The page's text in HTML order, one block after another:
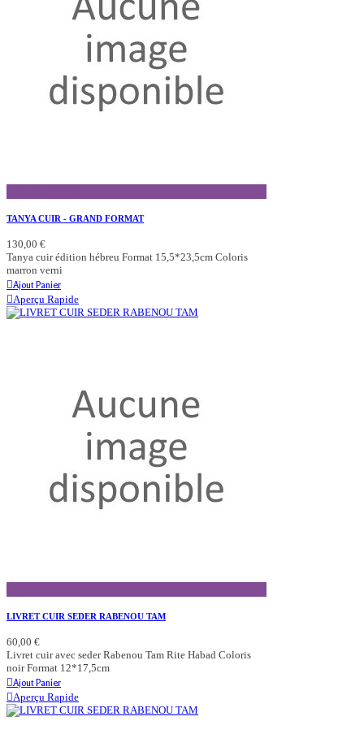
TANYA CUIR - GRAND FORMAT
130,00 €
Tanya cuir édition hébreu Format 15,5*23,5cm Coloris
marron verni
Ajout Panier
Aperçu Rapide
LIVRET CUIR SEDER RABENOU TAM
60,00 €
Livret cuir avec seder Rabenou Tam Rite Habad Coloris
noir Format 12*17,5cm
Ajout Panier
Aperçu Rapide